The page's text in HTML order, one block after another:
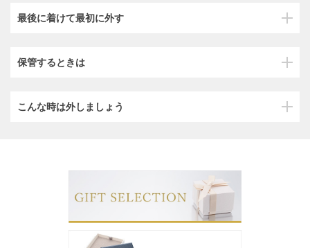
最後に着けて最初に外す
保管するときは
こんな時は外しましょう